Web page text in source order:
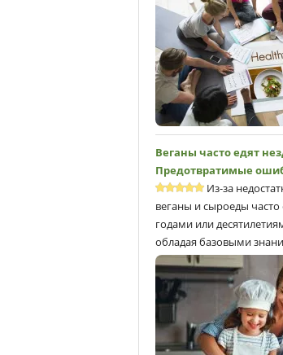
Веганы часто едят
Предотвратимые
Из-за
веганы и сыроеды
годами или
обладая базовыми